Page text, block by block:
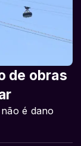
de obras
é dano